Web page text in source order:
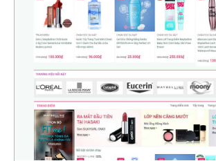
4365
CHI TIẾT
XEM THỰC TẾ